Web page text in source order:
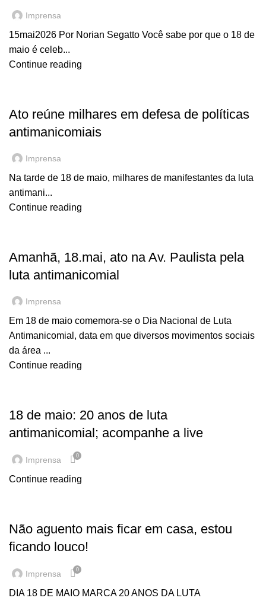
Imprensa
15mai2026 Por Norian Segatto Você sabe por que o 18 de
maio é celeb...
Continue reading
Ato reúne milhares em defesa de políticas
antimanicomiais
Imprensa
Na tarde de 18 de maio, milhares de manifestantes da luta
antimani...
Continue reading
Amanhã, 18.mai, ato na Av. Paulista pela
luta antimanicomial
Imprensa
Em 18 de maio comemora-se o Dia Nacional de Luta
Antimanicomial, data em que diversos movimentos sociais
da área ...
Continue reading
18 de maio: 20 anos de luta
antimanicomial; acompanhe a live
Imprensa 0
Continue reading
Não aguento mais ficar em casa, estou
ficando louco!
Imprensa 0
DIA 18 DE MAIO MARCA 20 ANOS DA LUTA